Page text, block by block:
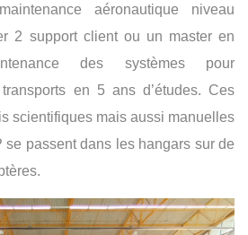
aéronautique niveau
2 support client ou un master en
des systèmes pour
transports en 5 ans d’études. Ces
scientifiques mais aussi manuelles
passent dans les hangars sur de